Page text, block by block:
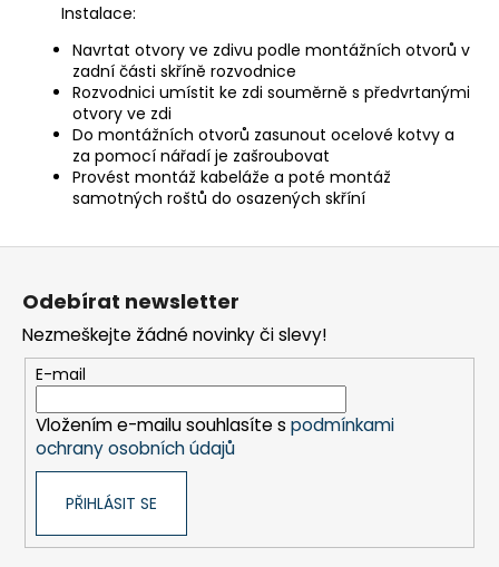
Instalace:
Navrtat otvory ve zdivu podle montážních otvorů v
zadní části skříně rozvodnice
Rozvodnici umístit ke zdi souměrně s předvrtanými
otvory ve zdi
Do montážních otvorů zasunout ocelové kotvy a
za pomocí nářadí je zašroubovat
Provést montáž kabeláže a poté montáž
samotných roštů do osazených skříní
Z
Odebírat newsletter
Nezmeškejte žádné novinky či slevy!
E-mail
Vložením e-mailu souhlasíte s podmínkami
ochrany osobních údajů
PŘIHLÁSIT SE